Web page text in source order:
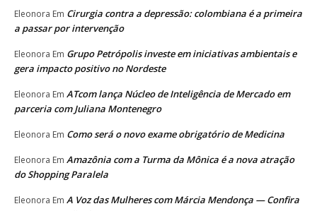
Eleonora Em Cirurgia contra a depressão: colombiana é a primeira
a passar por intervenção
Eleonora Em Grupo Petrópolis investe em iniciativas ambientais e
gera impacto positivo no Nordeste
Eleonora Em ATcom lança Núcleo de Inteligência de Mercado em
parceria com Juliana Montenegro
Eleonora Em Como será o novo exame obrigatório de Medicina
Eleonora Em Amazônia com a Turma da Mônica é a nova atração
do Shopping Paralela
Eleonora Em A Voz das Mulheres com Márcia Mendonça — Confira